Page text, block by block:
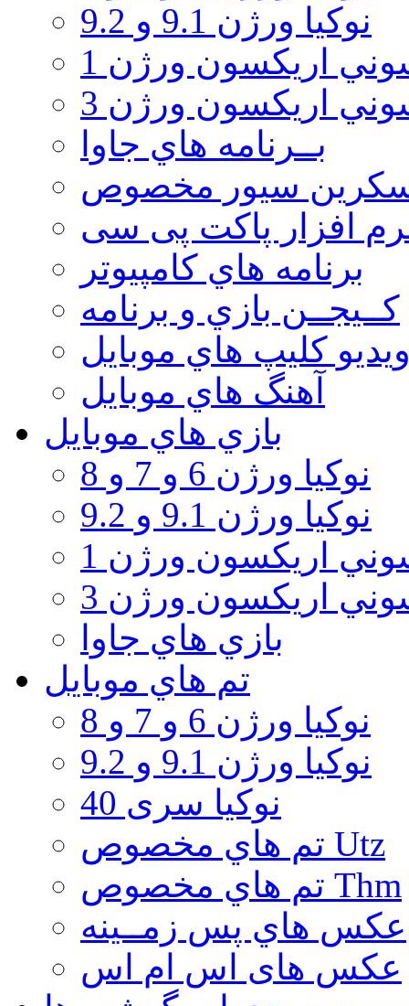
نوکیا ورژن 9.1 و 9.2
اريكسون ورژن 1
اريكسون ورژن 3
بــرنامه هاي جاوا
سيور مخصوص
افزار پاکت پی سی
برنامه هاي كامپيوتر
كــيجــن بازي و برنامه
كليپ هاي موبايل
آهنگ هاي موبايل
بازي هاي موبايل
نوكيا ورژن 6 و 7 و 8
نوكيا ورژن 9.1 و 9.2
اريكسون ورژن 1
اريكسون ورژن 3
بازي هاي جاوا
تم هاي موبايل
نوكيا ورژن 6 و 7 و 8
نوكيا ورژن 9.1 و 9.2
نوکیا سری 40
تم هاي مخصوص Utz
تم هاي مخصوص Thm
عكس هاي پس زمــينه
عكس های اس ام اس